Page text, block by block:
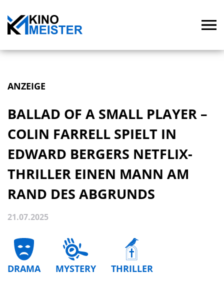
ANZEIGE
BALLAD OF A SMALL PLAYER –
COLIN FARRELL SPIELT IN
EDWARD BERGERS NETFLIX-
THRILLER EINEN MANN AM
RAND DES ABGRUNDS
21.07.2025
DRAMA MYSTERY THRILLER